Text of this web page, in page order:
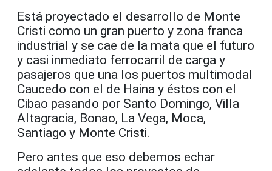
Está proyectado el desarrollo de Monte
Cristi como un gran puerto y zona franca
industrial y se cae de la mata que el futuro
y casi inmediato ferrocarril de carga y
pasajeros que una los puertos multimodal
Caucedo con el de Haina y éstos con el
Cibao pasando por Santo Domingo, Villa
Altagracia, Bonao, La Vega, Moca,
Santiago y Monte Cristi.
Pero antes que eso debemos echar